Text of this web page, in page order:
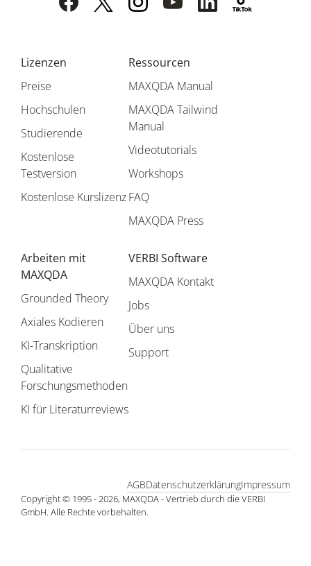
Lizenzen
Preise
Hochschulen
Studierende
Kostenlose
Testversion
Kostenlose Kurslizenz
Ressourcen
MAXQDA Manual
MAXQDA Tailwind
Manual
Videotutorials
Workshops
FAQ
MAXQDA Press
Arbeiten mit
MAXQDA
Grounded Theory
Axiales Kodieren
KI-Transkription
Qualitative
Forschungsmethoden
KI für Literaturreviews
VERBI Software
MAXQDA Kontakt
Jobs
Über uns
Support
Copyright © 1995 - 2026, MAXQDA - Vertrieb durch die VERBI
GmbH. Alle Rechte vorbehalten.
Impressum
Datenschutzerklärung
AGB